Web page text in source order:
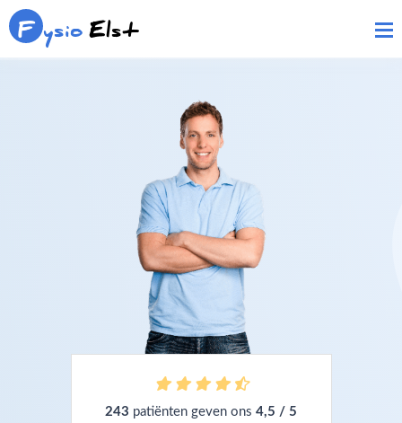
F ysioElst
243 patiënten geven ons 4,5 / 5